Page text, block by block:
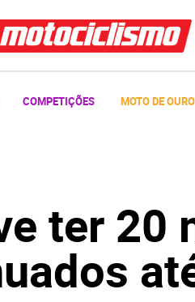
COMPETIÇÕES MOTO DE OURO
ter 20